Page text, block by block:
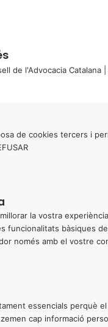
de l'Advocacia Catalana |
de cookies tercers i
la vostra
funcionalitats bàsiques
només amb el vostre
essencials perquè
cap informació